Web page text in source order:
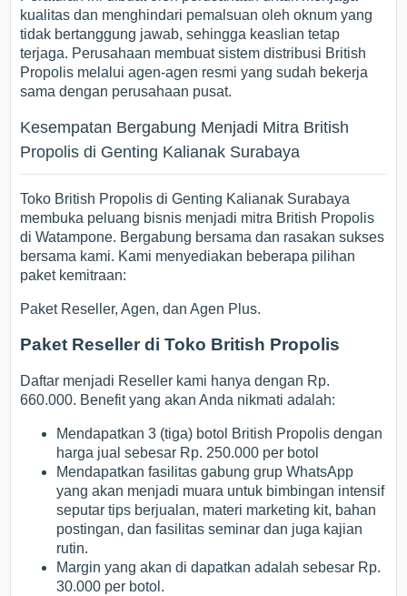
kualitas dan menghindari pemalsuan oleh oknum yang
tidak bertanggung jawab, sehingga keaslian tetap
terjaga. Perusahaan membuat sistem distribusi British
Propolis melalui agen-agen resmi yang sudah bekerja
sama dengan perusahaan pusat.
Kesempatan Bergabung Menjadi Mitra British
Propolis di Genting Kalianak Surabaya
Toko British Propolis di Genting Kalianak Surabaya
membuka peluang bisnis menjadi mitra British Propolis
di Watampone. Bergabung bersama dan rasakan sukses
bersama kami. Kami menyediakan beberapa pilihan
paket kemitraan:
Paket Reseller, Agen, dan Agen Plus.
Paket Reseller di Toko British Propolis
Daftar menjadi Reseller kami hanya dengan Rp.
660.000. Benefit yang akan Anda nikmati adalah:
Mendapatkan 3 (tiga) botol British Propolis dengan
harga jual sebesar Rp. 250.000 per botol
Mendapatkan fasilitas gabung grup WhatsApp
yang akan menjadi muara untuk bimbingan intensif
seputar tips berjualan, materi marketing kit, bahan
postingan, dan fasilitas seminar dan juga kajian
rutin.
Margin yang akan di dapatkan adalah sebesar Rp.
30.000 per botol.